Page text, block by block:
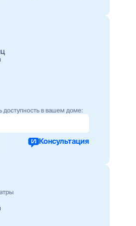
доступность в вашем доме:
Консультация